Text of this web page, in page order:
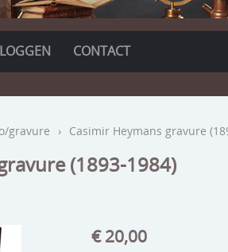
CONTACT
gravure › Casimir Heymans gravure
(1893-1984)
€ 20,00